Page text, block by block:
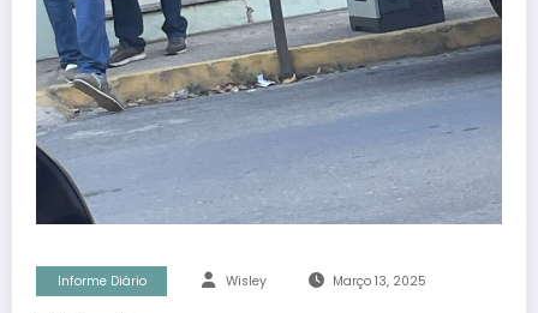
Informe Diário Wisley Março 13, 2025